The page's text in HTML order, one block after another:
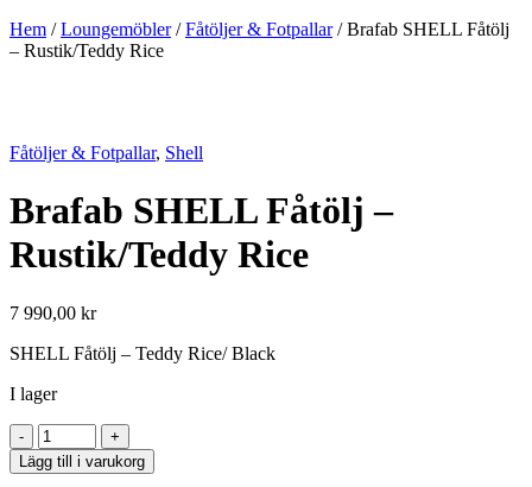
Hem /Loungemöbler/Fåtöljer & Fotpallar/ Brafab SHELL Fåtölj
– Rustik/Teddy Rice
Fåtöljer & Fotpallar, Shell
Brafab SHELL Fåtölj –
Rustik/Teddy Rice
7 990,00 kr
SHELL Fåtölj – Teddy Rice/ Black
I lager
-
Brafab
SHELL
Fåtölj
+
Lägg till i varukorg